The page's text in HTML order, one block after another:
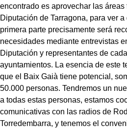
encontrado es aprovechar las
Diputación de Tarragona, para ver
primera parte precisamente será
necesidades mediante entrevistas
Diputación y representantes de
ayuntamientos. La esencia de este
que el Baix Gaià tiene potencial,
50.000 personas. Tendremos un
a todas estas personas, estamos
comunicativas con las radios de
Torredembarra, y tenemos el